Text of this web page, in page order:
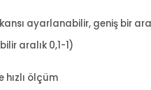
ayarlanabilir, geniş bir
aralık 0,1-1)
hızlı ölçüm